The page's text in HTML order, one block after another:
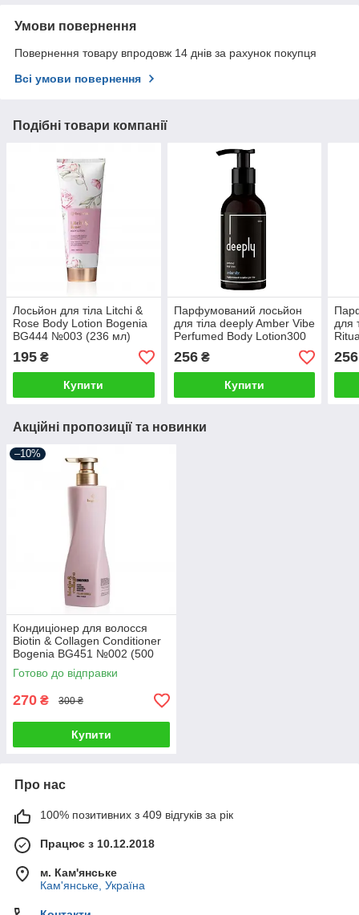
Умови повернення
Повернення товару впродовж 14 днів за рахунок покупця
Всі умови повернення
Подібні товари компанії
Лосьйон для тіла Litchi &
Rose Body Lotion Bogenia
BG444 №003 (236 мл)
195 ₴
Купити
Парфумований лосьйон
для тіла deeply Amber Vibe
Perfumed Body Lotion300
мл
256₴
Купити
для
256
Акційні пропозиції та новинки
–10%
Кондиціонер для волосся
Biotin & Collagen Conditioner
Bogenia BG451 №002 (500
мл)
Готово до відправки
270 ₴ 300 ₴
Купити
Про нас
100% позитивних з 409 відгуків за рік
Працює з 10.12.2018
м. Кам'янське
Кам'янське, Україна